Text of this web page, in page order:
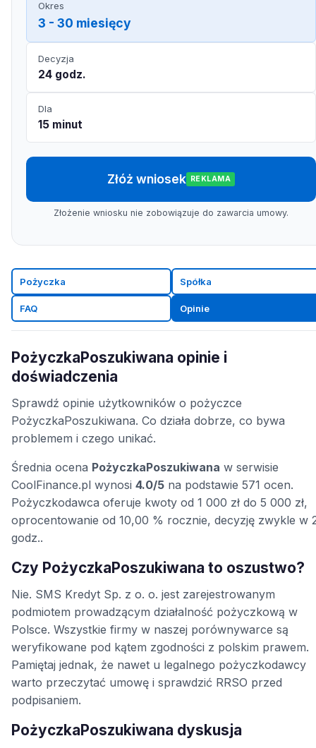
Okres
3 - 30 miesięcy
Decyzja
24 godz.
Dla
15 minut
Złóż wniosek REKLAMA
Złożenie wniosku nie zobowiązuje do zawarcia umowy.
Pożyczka Spółka
FAQ Opinie
PożyczkaPoszukiwana opinie i
doświadczenia
Sprawdź opinie użytkowników o pożyczce
PożyczkaPoszukiwana. Co działa dobrze, co bywa
problemem i czego unikać.
Średnia ocena PożyczkaPoszukiwana w serwisie
CoolFinance.pl wynosi 4.0/5 na podstawie 571 ocen.
Pożyczkodawca oferuje kwoty od 1 000 zł do 5 000 zł,
oprocentowanie od 10,00 % rocznie, decyzję zwykle w
godz..
Czy PożyczkaPoszukiwana to oszustwo?
Nie. SMS Kredyt Sp. z o. o. jest zarejestrowanym
podmiotem prowadzącym działalność pożyczkową w
Polsce. Wszystkie firmy w naszej porównywarce są
weryfikowane pod kątem zgodności z polskim prawem.
Pamiętaj jednak, że nawet u legalnego pożyczkodawcy
warto przeczytać umowę i sprawdzić RRSO przed
podpisaniem.
PożyczkaPoszukiwana dyskusja